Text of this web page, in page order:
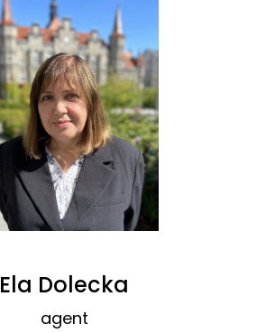
Ela Dolecka
agent